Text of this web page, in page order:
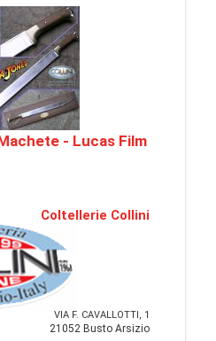
- Lucas Film
Coltellerie Collini
VIA F. CAVALLOTTI, 1
21052 Busto Arsizio